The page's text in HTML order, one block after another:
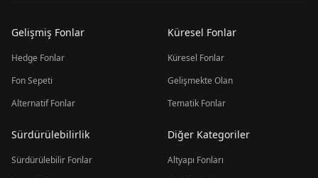
Gelişmiş Fonlar
Hedge Fonlar
Fon Sepeti
Alternatif Fonlar
Küresel Fonlar
Küresel Fonlar
Gelişmekte Olan
Tematik Fonlar
Sürdürülebilirlik
Sürdürülebilir Fonlar
Diğer Kategoriler
Altyapı Fonları